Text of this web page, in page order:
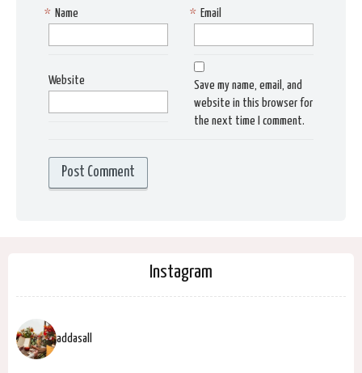
Name
* Email
*
Website
Save my name, email, and
website in this browser for
the next time I comment.
Instagram
addasall